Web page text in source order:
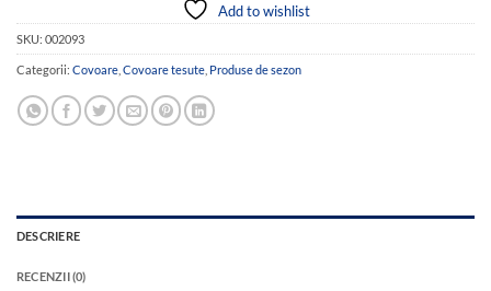
Add to wishlist
SKU: 002093
Categorii: Covoare Covoare tesute Produse de sezon
DESCRIERE
RECENZII (0)